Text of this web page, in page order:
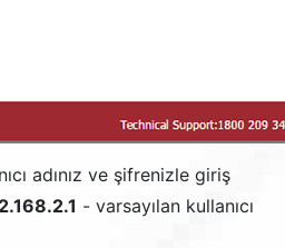
adınız ve şifrenizle giriş
- varsayılan kullanıcı